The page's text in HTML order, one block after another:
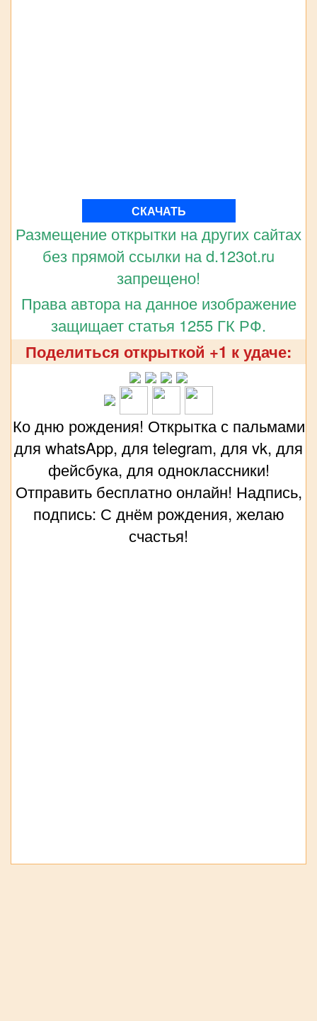
СКАЧАТЬ
Размещение открытки на других сайтах
без прямой ссылки на d.123ot.ru
запрещено!
Права автора на данное изображение
защищает статья 1255 ГК РФ.
Поделиться открыткой +1 к удаче:
Ко дню рождения! Открытка с пальмами
для whatsApp, для telegram, для vk, для
фейсбука, для одноклассники!
Отправить бесплатно онлайн! Надпись,
подпись: С днём рождения, желаю
счастья!